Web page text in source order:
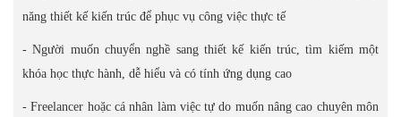
năng thiết kế kiến trúc để phục vụ công việc thực tế
- Người muốn chuyển nghề sang thiết kế kiến trúc, tìm kiếm một
khóa học thực hành, dễ hiểu và có tính ứng dụng cao
- Freelancer hoặc cá nhân làm việc tự do muốn nâng cao chuyên môn